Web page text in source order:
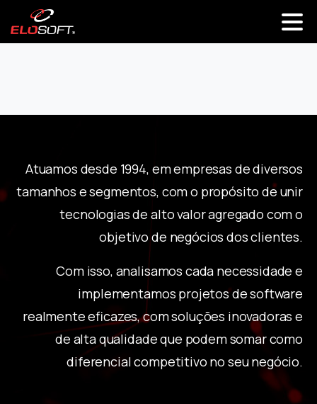
Atuamos desde 1994, em empresas de diversos
tamanhos e segmentos, com o propósito de unir
tecnologias de alto valor agregado com o
objetivo de negócios dos clientes.
Com isso, analisamos cada necessidade e
implementamos projetos de software
realmente eficazes, com soluções inovadoras e
de alta qualidade que podem somar como
diferencial competitivo no seu negócio.